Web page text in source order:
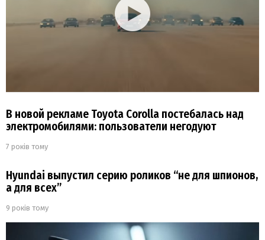
В новой рекламе Toyota Corolla постебалась над
электромобилями: пользователи негодуют
7 років тому
Hyundai выпустил серию роликов “не для шпионов,
а для всех”
9 років тому